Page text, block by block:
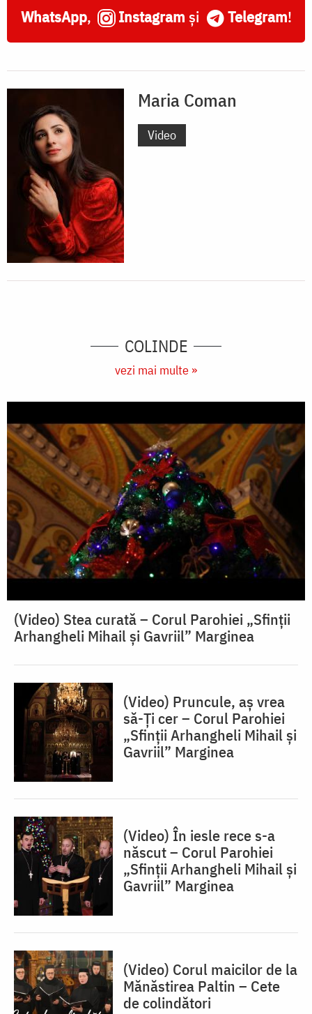
WhatsApp, Instagram și Telegram!
Maria Coman
Video
COLINDE
vezi mai multe »
(Video) Stea curată – Corul Parohiei „Sfinții
Arhangheli Mihail și Gavriil” Marginea
(Video) Pruncule, aș vrea
să-Ți cer – Corul Parohiei
„Sfinții Arhangheli Mihail și
Gavriil” Marginea
(Video) În iesle rece s-a
născut – Corul Parohiei
„Sfinții Arhangheli Mihail și
Gavriil” Marginea
(Video) Corul maicilor de la
Mănăstirea Paltin – Cete
de colindători